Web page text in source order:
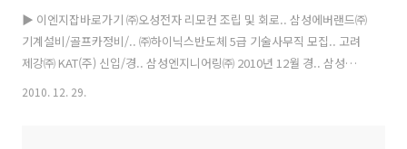
▶ 이엔지잡바로가기 ㈜오성전자 리모컨 조립 및 회로.. 삼성에버랜드㈜
기계설비/골프카정비/.. ㈜하이닉스반도체 5급 기술사무직 모집.. 고려
제강㈜ KAT(주) 신입/경.. 삼성엔지니어링㈜ 2010년 12월 경.. 삼성
2010. 12. 29.